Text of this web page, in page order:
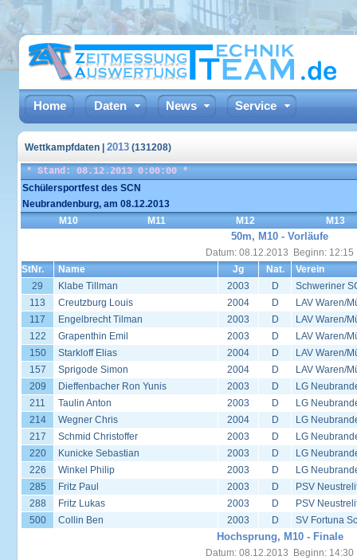
Home Daten News Service
Wettkampfdaten | 2013 (131208)
* Stand: 08.12.2013 0:00:00 *
Schülersportfest des SCN
Neubrandenburg, am 08.12.2013
M10
M11 M12 M13
50m, M10 - Vorläufe
Datum: 08.12.2013 Beginn: 12:15
StNr.
Name Jg Nat.
Verein
29
Klabe Tillman 2003 D
Schweriner
113
Creutzburg Louis 2004 D
LAV Waren/
117
Engelbrecht Tilman 2003 D
LAV Waren/
122
Grapenthin Emil 2003 D
LAV Waren/
150
Starkloff Elias 2004 D
LAV Waren/
157
Sprigode Simon 2004 D
LAV Waren/
209
Dieffenbacher Ron Yunis 2003 D
LG
211
Taulin Anton 2003 D
LG
214
Wegner Chris 2004 D
LG
217
Schmid Christoffer 2003 D
LG
220
Kunicke Sebastian 2003 D
LG
226
Winkel Philip 2003 D
LG
285
Fritz Paul 2003 D
PSV
288
Fritz Lukas 2003 D
PSV
500
Collin Ben 2003 D SV Fortuna
Hochsprung, M10 - Finale
Datum: 08.12.2013 Beginn: 14:30